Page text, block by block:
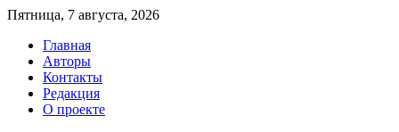
Пятница, 7 августа, 2026
Главная
Авторы
Контакты
Редакция
О проекте